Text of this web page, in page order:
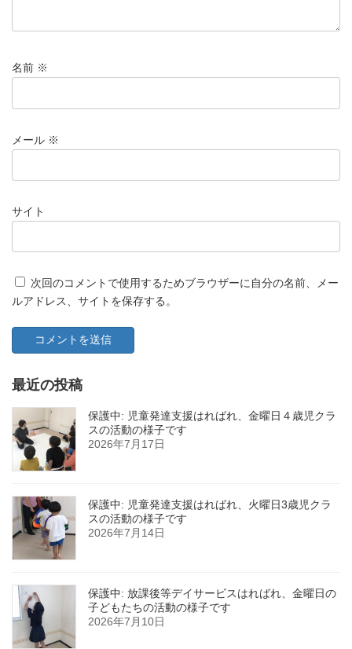
名前 ※
メール ※
サイト
次回のコメントで使用するためブラウザーに自分の名前、メー
ルアドレス、サイトを保存する。
最近の投稿
保護中: 児童発達支援はればれ、金曜日４歳児クラ
スの活動の様子です
2026年7月17日
保護中: 児童発達支援はればれ、火曜日3歳児クラ
スの活動の様子です
2026年7月14日
保護中: 放課後等デイサービスはればれ、金曜日の
子どもたちの活動の様子です
2026年7月10日